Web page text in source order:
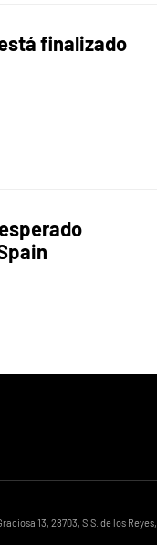
finalizado
13, 28703, S.S. de los Reyes,